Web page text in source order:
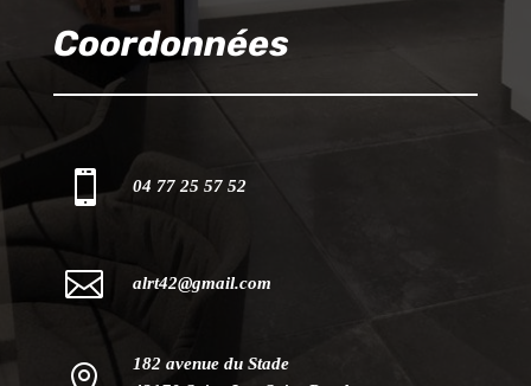
Coordonnées
 04 77 25 57 52
 alrt42@gmail.com
182 avenue du Stade